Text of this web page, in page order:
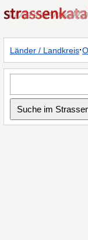
Länder / Landkreis·